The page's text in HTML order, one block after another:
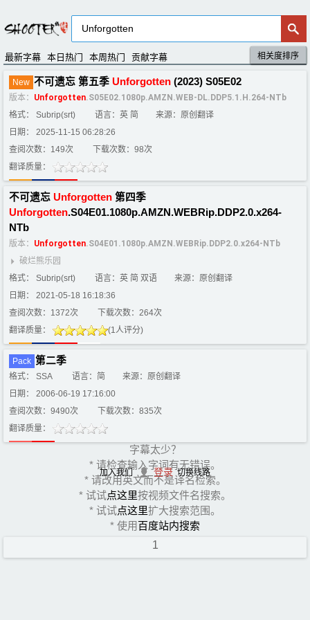
最新字幕 本日热门 本周热门 贡献字幕
加入我们 登录 切换线路
默认排序
评分排序
相关度排序
New 不可遗忘 第五季 Unforgotten (2023) S05E02
版本： Unforgotten.S05E02.1080p.AMZN.WEB-DL.DDP5.1.H.264-NTb
格式： Subrip(srt)
语言：英 简
来源：原创翻译
日期： 2025-11-15 06:28:26
查阅次数：149次
下载次数：98次
翻译质量：
不可遗忘 Unforgotten 第四季
Unforgotten.S04E01.1080p.AMZN.WEBRip.DDP2.0.x264-
NTb
版本： Unforgotten.S04E01.1080p.AMZN.WEBRip.DDP2.0.x264-NTb
破烂熊乐园
格式： Subrip(srt)
语言：英 简 双语
来源：原创翻译
日期： 2021-05-18 16:18:36
查阅次数：1372次
下载次数：264次
翻译质量：
(1人评分)
Pack 第二季
格式： SSA 语言：简
来源：原创翻译
日期： 2006-06-19 17:16:00
查阅次数：9490次
下载次数：835次
翻译质量：
字幕太少？
* 请检查输入字词有无错误。
* 请改用英文而不是译名检索。
* 试试点这里按视频文件名搜索。
* 试试点这里扩大搜索范围。
* 使用 百度站内搜索
1